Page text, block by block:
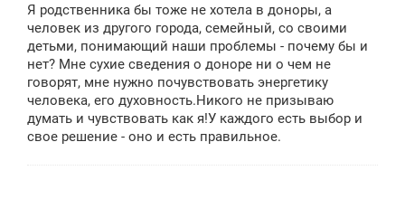
Я родственника бы тоже не хотела в доноры, а
человек из другого города, семейный, со своими
детьми, понимающий наши проблемы - почему бы и
нет? Мне сухие сведения о доноре ни о чем не
говорят, мне нужно почувствовать энергетику
человека, его духовность.Никого не призываю
думать и чувствовать как я!У каждого есть выбор и
свое решение - оно и есть правильное.